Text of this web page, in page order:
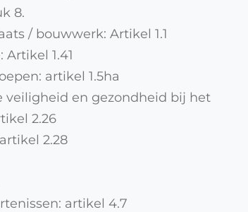
8.
/ bouwwerk: Artikel 1.1
1.41
artikel 1.5ha
en gezondheid bij het
2.26
2.28
artikel 4.7